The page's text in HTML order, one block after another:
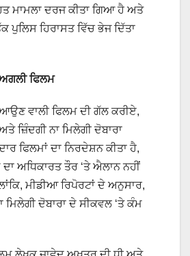
ਮਾਮਲਾ ਦਰਜ ਕੀਤਾ ਗਿਆ ਹੈ ਅਤੇ
ਪੁਲਿਸ ਹਿਰਾਸਤ ਵਿੱਚ ਭੇਜ ਦਿੱਤਾ
ਫਿਲਮ
ਵਾਲੀ ਫਿਲਮ ਦੀ ਗੱਲ ਕਰੀਏ,
ਜ਼ਿੰਦਗੀ ਨਾ ਮਿਲੇਗੀ ਦੋਬਾਰਾ
ਫਿਲਮਾਂ ਦਾ ਨਿਰਦੇਸ਼ਨ ਕੀਤਾ ਹੈ,
ਦਾ ਅਧਿਕਾਰਤ ਤੌਰ ‘ਤੇ ਐਲਾਨ ਨਹੀਂ
ਮੀਡੀਆ ਰਿਪੋਰਟਾਂ ਦੇ ਅਨੁਸਾਰ,
ਦੋਬਾਰਾ ਦੇ ਸੀਕਵਲ ‘ਤੇ ਕੰਮ